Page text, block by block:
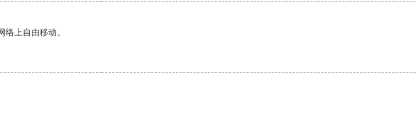
上自由移动。